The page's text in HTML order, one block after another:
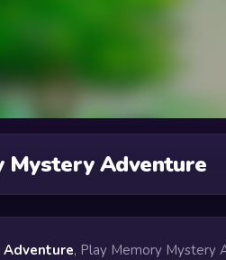
Mystery Adventure
Adventure, Play Memory Mystery